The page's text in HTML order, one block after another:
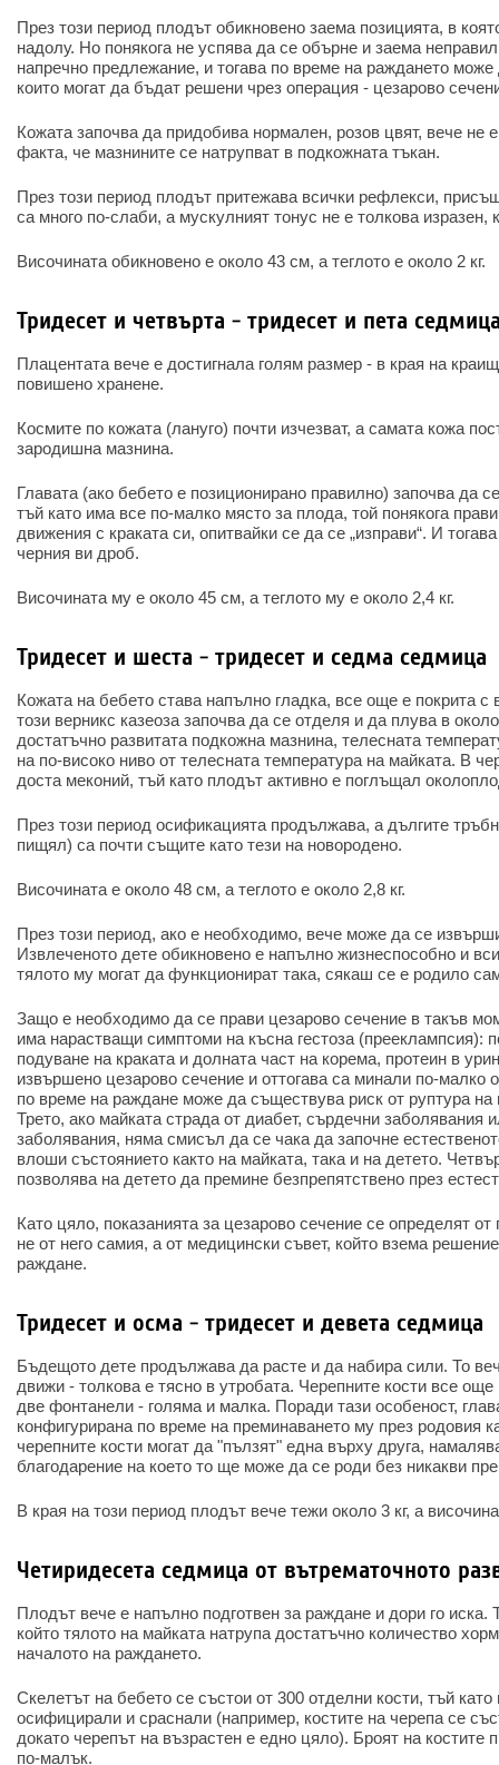
През този период плодът обикновено заема позицията, в
надолу. Но понякога не успява да се обърне и заема
напречно предлежание, и тогава по време на раждането може
които могат да бъдат решени чрез операция - цезарово
Кожата започва да придобива нормален, розов цвят, вече не
факта, че мазнините се натрупват в подкожната тъкан.
През този период плодът притежава всички рефлекси,
са много по-слаби, а мускулният тонус не е толкова изразен,
Височината обикновено е около 43 см, а теглото е около 2 кг.
Тридесет и четвърта - тридесет и пета
Плацентата вече е достигнала голям размер - в края на
повишено хранене.
Космите по кожата (лануго) почти изчезват, а самата кожа
зародишна мазнина.
Главата (ако бебето е позиционирано правилно) започва да
тъй като има все по-малко място за плода, той понякога
движения с краката си, опитвайки се да се „изправи“. И
черния ви дроб.
Височината му е около 45 см, а теглото му е около 2,4 кг.
Тридесет и шеста - тридесет и седма седмица
Кожата на бебето става напълно гладка, все още е покрита с
този верникс казеоза започва да се отделя и да плува в
достатъчно развитата подкожна мазнина, телесната
на по-високо ниво от телесната температура на майката. В
доста меконий, тъй като плодът активно е поглъщал
През този период осификацията продължава, а дългите
пищял) са почти същите като тези на новородено.
Височината е около 48 см, а теглото е около 2,8 кг.
През този период, ако е необходимо, вече може да се
Извлеченото дете обикновено е напълно жизнеспособно и
тялото му могат да функционират така, сякаш се е родило
Защо е необходимо да се прави цезарово сечение в такъв
има нарастващи симптоми на късна гестоза (прееклампсия):
подуване на краката и долната част на корема, протеин в
извършено цезарово сечение и оттогава са минали по-малко
по време на раждане може да съществува риск от руптура на
Трето, ако майката страда от диабет, сърдечни заболявания
заболявания, няма смисъл да се чака да започне
влоши състоянието както на майката, така и на детето.
позволява на детето да премине безпрепятствено през
Като цяло, показанията за цезарово сечение се определят от
не от него самия, а от медицински съвет, който взема
раждане.
Тридесет и осма - тридесет и девета седмица
Бъдещото дете продължава да расте и да набира сили. То
движи - толкова е тясно в утробата. Черепните кости все
две фонтанели - голяма и малка. Поради тази особеност,
конфигурирана по време на преминаването му през родовия
черепните кости могат да "пълзят" една върху друга,
благодарение на което то ще може да се роди без никакви
В края на този период плодът вече тежи около 3 кг, а
Четиридесета седмица от вътрематочното
Плодът вече е напълно подготвен за раждане и дори го иска.
който тялото на майката натрупа достатъчно количество
началото на раждането.
Скелетът на бебето се състои от 300 отделни кости, тъй като
осифицирали и сраснали (например, костите на черепа се
докато черепът на възрастен е едно цяло). Броят на костите
по-малък.